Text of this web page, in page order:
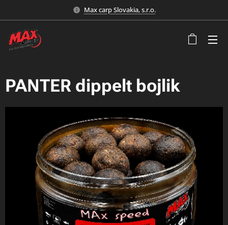
Max carp Slovakia, s.r.o.
PANTER dippelt bojlik